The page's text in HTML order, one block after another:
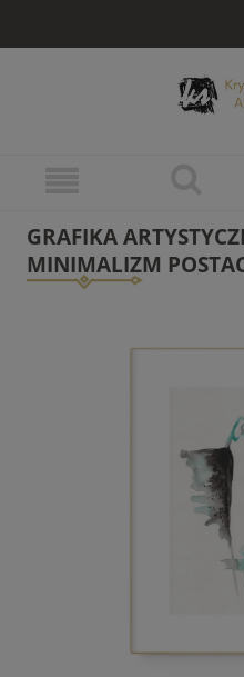
GRAFIKA
MINIMALIZM